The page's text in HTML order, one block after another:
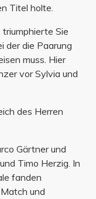
Titel holte.
triumphierte Sie
der die Paarung
muss. Hier
vor Sylvia und
des Herren
Gärtner und
Timo Herzig. In
fanden
und